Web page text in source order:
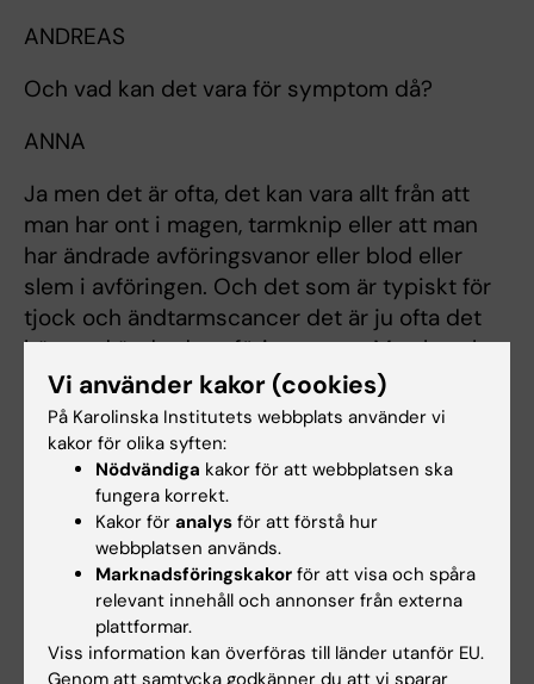
ANDREAS
Och vad kan det vara för symptom då?
ANNA
Ja men det är ofta, det kan vara allt från att
man har ont i magen, tarmknip eller att man
har ändrade avföringsvanor eller blod eller
slem i avföringen. Och det som är typiskt för
tjock och ändtarmscancer det är ju ofta det
här med ändrade avföringsvanor. Man kanske
går mer ofta eller mer sällan eller att
konsistensen på avföringen är annorlunda.
Man ser blod i avföringen. Ju närmare
ändtarmsöppningen som tumören sitter
desto mer symptom får man. Så de tumörer
som sitter närmare ändtarmsöppningen
diagnosticeras ofta kanske tidigare av det
skälet att det ger symptom. För det är faktiskt
ett av problemen med den här cancerformen.
Det är att den ger väldigt lite symptom. Den
Vi använder kakor (cookies)
På Karolinska Institutets webbplats använder vi
kakor för olika syften:
Nödvändiga kakor för att webbplatsen ska
fungera korrekt.
Kakor för analys för att förstå hur
webbplatsen används.
Marknadsföringskakor för att visa och spåra
relevant innehåll och annonser från externa
plattformar.
Viss information kan överföras till länder utanför EU.
Genom att samtycka godkänner du att vi sparar